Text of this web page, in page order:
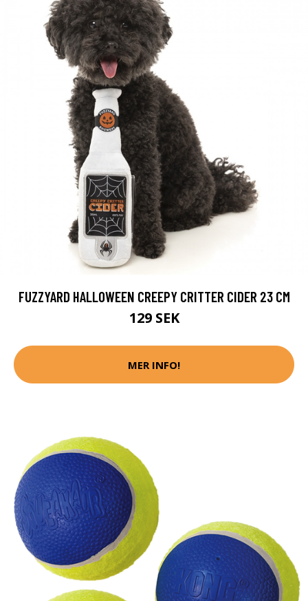
FUZZYARD HALLOWEEN CREEPY CRITTER CIDER 23 CM
129 SEK
MER INFO!